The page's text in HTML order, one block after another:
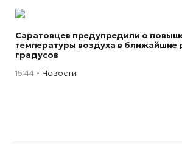
Саратовцев предупредили о
температуры воздуха в ближайшие
градусов
15:44 Новости